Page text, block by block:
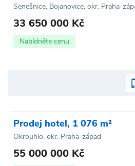
Senešnice, Bojanovice, okr. Praha-
33 650 000 Kč
Nabídněte cenu
Prodej hotel, 1 076 m²
Okrouhlo, okr. Praha-západ
55 000 000 Kč